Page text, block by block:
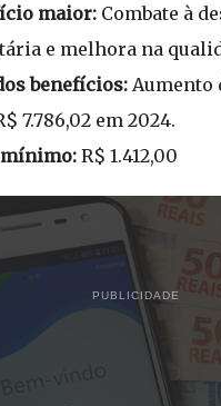
maior: Combate à
e melhora na
benefícios: Aumento
7.786,02 em 2024.
R$ 1.412,00
PUBLICIDADE